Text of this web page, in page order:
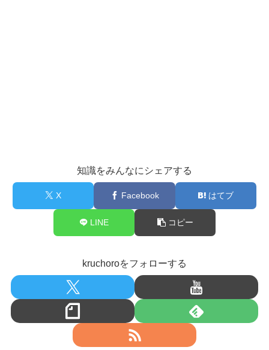
知識をみんなにシェアする
X Facebook はてブ
LINE コピー
kruchoroをフォローする